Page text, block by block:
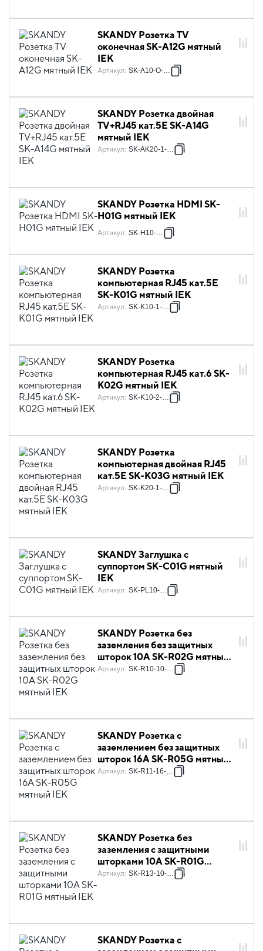
SKANDY Розетка TV
оконечная SK-A12G мятный
IEK
Артикул: SK-A10-O-K06
SKANDY Розетка двойная
TV+RJ45 кат.5E SK-A14G
мятный IEK
Артикул: SK-AK20-1-K06
SKANDY Розетка HDMI SK-
H01G мятный IEK
Артикул: SK-H10-K06
SKANDY Розетка
компьютерная RJ45 кат.5E
SK-K01G мятный IEK
Артикул: SK-K10-1-K06
SKANDY Розетка
компьютерная RJ45 кат.6 SK-
K02G мятный IEK
Артикул: SK-K10-2-K06
SKANDY Розетка
компьютерная двойная RJ45
кат.5E SK-K03G мятный IEK
Артикул: SK-K20-1-K06
SKANDY Заглушка с
суппортом SK-C01G мятный
IEK
Артикул: SK-PL10-K06
SKANDY Розетка без
заземления без защитных
шторок 10А SK-R02G мятный
IEK
Артикул: SK-R10-10-K06
SKANDY Розетка с
заземлением без защитных
шторок 16А SK-R05G мятный
IEK
Артикул: SK-R11-16-K06
SKANDY Розетка без
заземления с защитными
шторками 10А SK-R01G
мятный IEK
Артикул: SK-R13-10-K06
SKANDY Розетка с